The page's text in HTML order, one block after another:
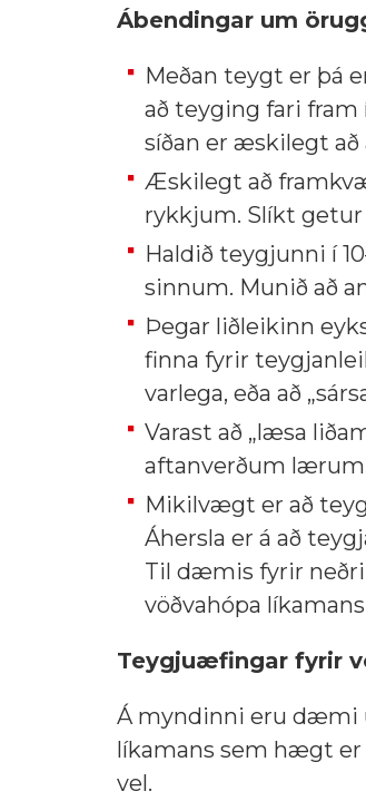
Ábendingar um
Meðan teygt er þá
að teyging fari fram
síðan er æskilegt
Æskilegt að
rykkjum. Slíkt
Haldið teygjunni í
sinnum. Munið að
Þegar liðleikinn
finna fyrir
varlega, eða að
Varast að „læsa
aftanverðum
Mikilvægt er að
Áhersla er á að
Til dæmis fyrir
vöðvahópa
Teygjuæfingar fyrir
Á myndinni eru dæmi
líkamans sem hægt er
vel.